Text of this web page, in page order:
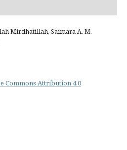
Mirdhatillah, Saimara A. M.
Commons Attribution 4.0